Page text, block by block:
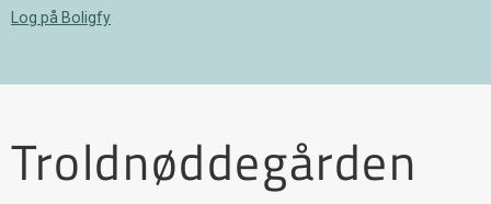
Log på Boligfy
Troldnøddegården